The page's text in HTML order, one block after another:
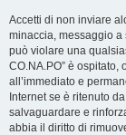
Accetti di non inviare
minaccia, messaggio
può violare una
CO.NA.PO” è
all’immediato e
Internet se è ritenuto
salvaguardare e
abbia il diritto di